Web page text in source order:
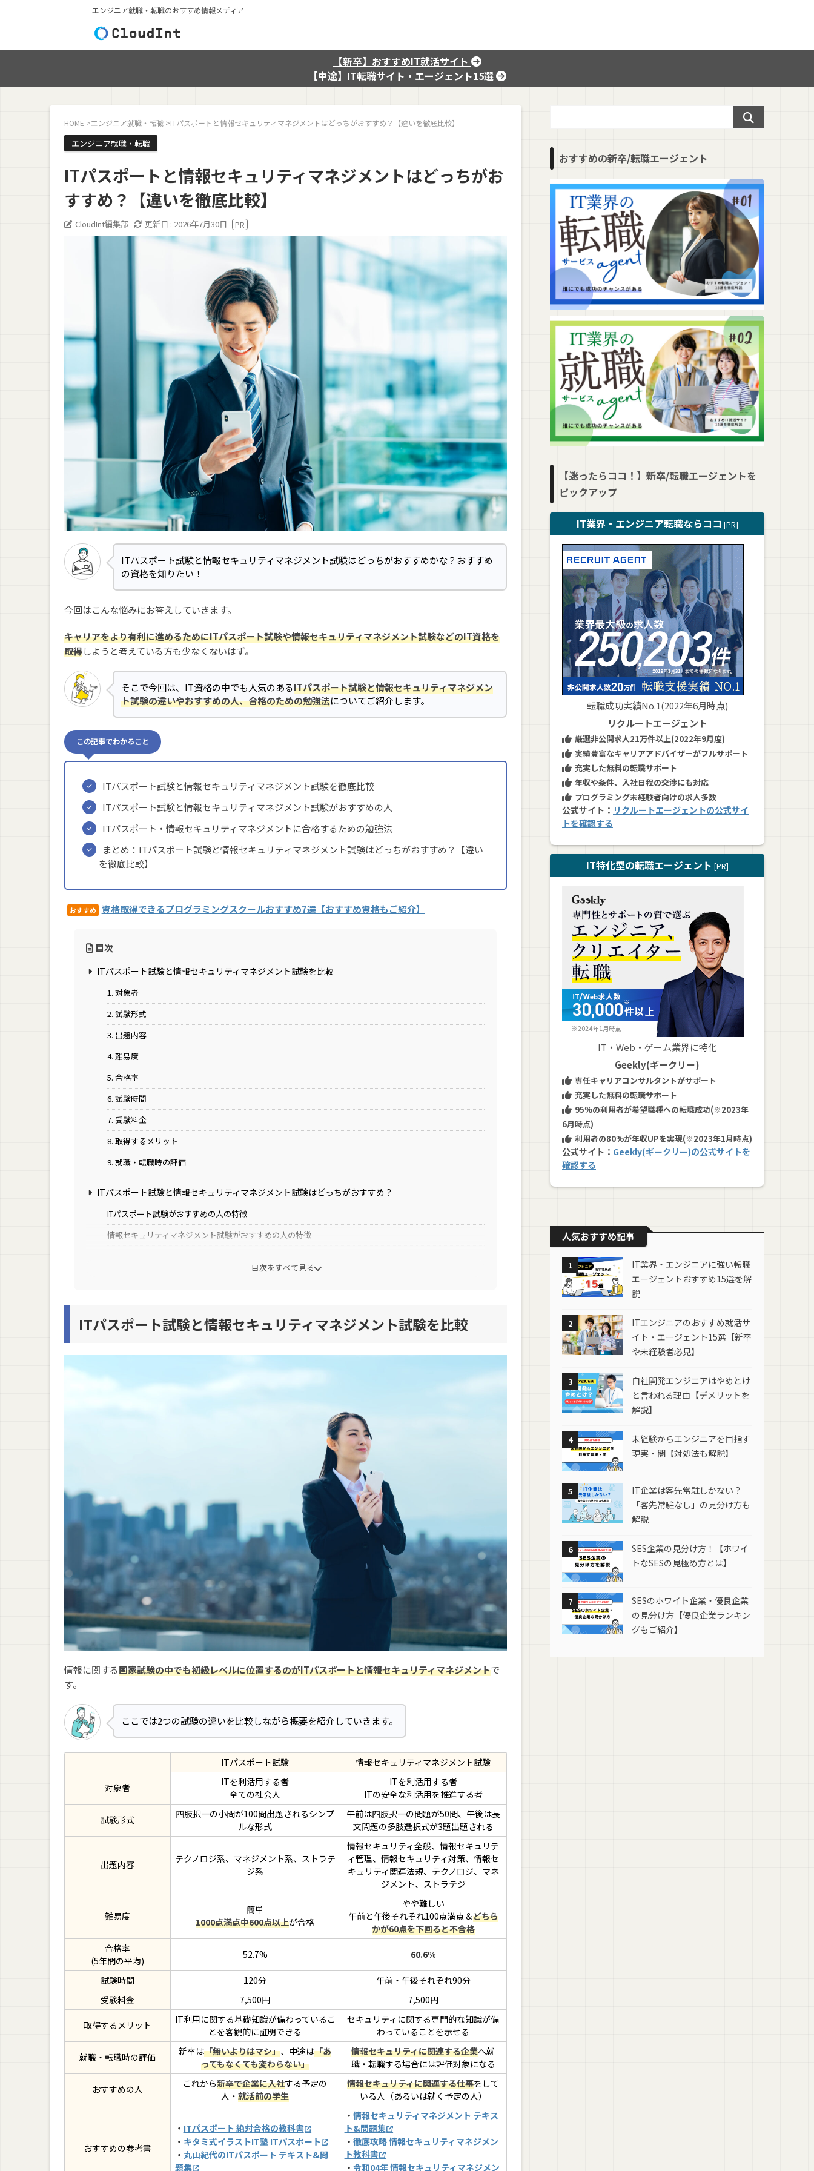
エンジニア就職・転職のおすすめ情報メディア
【新卒】おすすめIT就活サイト
【中途】IT転職サイト・エージェント15選
HOME >エンジニア就職・転職 >ITパスポートと情報セキュリティマネジメントはどっちがおすすめ？【違いを徹底比較】
エンジニア就職・転職
ITパスポートと情報セキュリティマネジメントはどっちがお
すすめ？【違いを徹底比較】
CloudInt編集部 更新日 : 2026年7月30日
ITパスポート試験と情報セキュリティマネジメント試験はどっちがおすすめかな？おすすめ
の資格を知りたい！
今回はこんな悩みにお答えしていきます。
キャリアをより有利に進めるためにITパスポート試験や情報セキュリティマネジメント試験などのIT資格を
取得しようと考えている方も少なくないはず。
そこで今回は、IT資格の中でも人気のあるITパスポート試験と情報セキュリティマネジメン
ト試験の違いやおすすめの人、合格のための勉強法についてご紹介します。
この記事でわかること
ITパスポート試験と情報セキュリティマネジメント試験を徹底比較
ITパスポート試験と情報セキュリティマネジメント試験がおすすめの人
ITパスポート・情報セキュリティマネジメントに合格するための勉強法
まとめ：ITパスポート試験と情報セキュリティマネジメント試験はどっちがおすすめ？【違い
を徹底比較】
おすすめ 資格取得できるプログラミングスクールおすすめ7選【おすすめ資格もご紹介】
目次
ITパスポート試験と情報セキュリティマネジメント試験を比較
1. 対象者
2. 試験形式
3. 出題内容
4. 難易度
5. 合格率
6. 試験時間
7. 受験料金
8. 取得するメリット
9. 就職・転職時の評価
ITパスポート試験と情報セキュリティマネジメント試験はどっちがおすすめ？
ITパスポート試験がおすすめの人の特徴
情報セキュリティマネジメント試験がおすすめの人の特徴
両方取得したい場合はITパスポート試験から
勉強法② YouTube
勉強法③ 資格教室・講座
まとめ：ITパスポート試験と情報セキュリティマネジメント試験はどっちがおすすめ？【違いを徹底
目次をすべて見る
ITパスポート試験と情報セキュリティマネジメント試験を比較
情報に関する国家試験の中でも初級レベルに位置するのがITパスポートと情報セキュリティマネジメントで
す。
ここでは2つの試験の違いを比較しながら概要を紹介していきます。
ITパスポート試験 情報セキュリティマネジメント試験
対象者
ITを利活用する者
全ての社会人
ITを利活用する者
ITの安全な利活用を推進する者
試験形式
四肢択一の小問が100問出題されるシンプ
ルな形式
午前は四肢択一の問題が50問、午後は長
文問題の多肢選択式が3題出題される
出題内容
テクノロジ系、マネジメント系、ストラテ
ジ系
情報セキュリティ全般、情報セキュリテ
ィ管理、情報セキュリティ対策、情報セ
キュリティ関連法規、テクノロジ、マネ
ジメント、ストラテジ
難易度
簡単
1000点満点中600点以上が合格
やや難しい
午前と午後それぞれ100点満点＆どちら
かが60点を下回ると不合格
合格率
(5年間の平均)
52.7% 60.6%
試験時間 120分
午前・午後それぞれ90分
受験料金
7,500円 7,500円
取得するメリット
IT利用に関する基礎知識が備わっているこ
とを客観的に証明できる
セキュリティに関する専門的な知識が備
わっていることを示せる
就職・転職時の評価 新卒は「無いよりはマシ」、中途は「あ
ってもなくても変わらない」
情報セキュリティに関連する企業へ就
職・転職する場合には評価対象になる
おすすめの人 これから新卒で企業に入社する予定の
人・就活前の学生
情報セキュリティに関連する仕事をして
いる人（あるいは就く予定の人）
おすすめの参考書
・ ITパスポート 絶対合格の教科書
・ キタミ式イラストIT塾 ITパスポート
・ 丸山紀代のITパスポート テキスト&問
題集
・ 情報セキュリティマネジメント テキス
ト&問題集
・ 徹底攻略 情報セキュリティマネジメン
ト教科書
・ 令和04年 情報セキュリティマネジメン
おすすめの新卒/転職エージェント
【迷ったらココ！】新卒/転職エージェントを
ピックアップ
IT業界・エンジニア転職ならココ [PR]
転職成功実績No.1(2022年6月時点)
リクルートエージェント
厳選非公開求人21万件以上(2022年9月度)
実績豊富なキャリアアドバイザーがフルサポート
充実した無料の転職サポート
年収や条件、入社日程の交渉にも対応
プログラミング未経験者向けの求人多数
公式サイト： リクルートエージェントの公式サイ
トを確認する
IT特化型の転職エージェント [PR]
IT・Web・ゲーム業界に特化
Geekly(ギークリー)
専任キャリアコンサルタントがサポート
充実した無料の転職サポート
95%の利用者が希望職種への転職成功(※2023年
6月時点)
利用者の80%が年収UPを実現(※2023年1月時点)
公式サイト： Geekly(ギークリー)の公式サイトを
確認する
人気おすすめ記事
1
IT業界・エンジニアに強い転職
エージェントおすすめ15選を解
説
2
ITエンジニアのおすすめ就活サ
イト・エージェント15選【新卒
や未経験者必見】
3
自社開発エンジニアはやめとけ
と言われる理由【デメリットを
解説】
4
未経験からエンジニアを目指す
現実・闇【対処法も解説】
5
IT企業は客先常駐しかない？
「客先常駐なし」の見分け方も
解説
6
SES企業の見分け方！【ホワイ
トなSESの見極め方とは】
7
SESのホワイト企業・優良企業
の見分け方【優良企業ランキン
グもご紹介】